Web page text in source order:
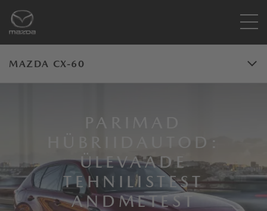
MAZDA CX-60
PARIMAD
HÜBRIIDAUTOD:
ÜLEVAADE
TEHNILISTEST
ANDMETEST